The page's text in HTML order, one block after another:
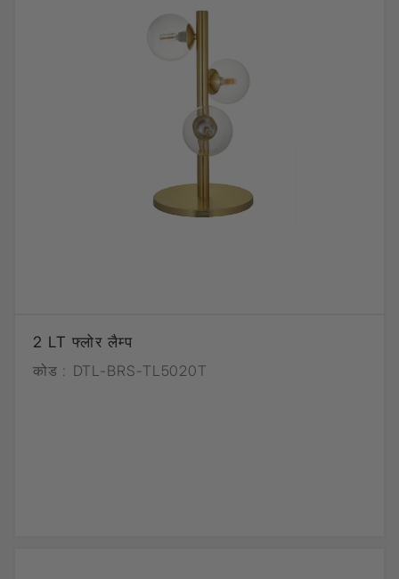
2 LT फ्लोर लैम्प
कोड : DTL-BRS-TL5020T